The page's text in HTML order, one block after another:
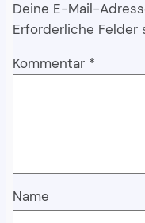
Deine E-Mail-
Erforderliche Felder
Kommentar *
Name